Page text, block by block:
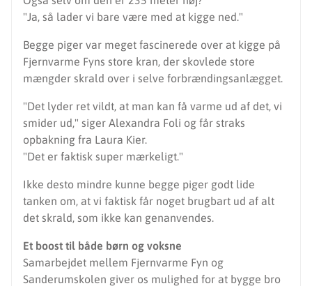
"Ja, så lader vi bare være med at kigge ned."
Begge piger var meget fascinerede over at kigge på
Fjernvarme Fyns store kran, der skovlede store
mængder skrald over i selve forbrændingsanlægget.
"Det lyder ret vildt, at man kan få varme ud af det, vi
smider ud," siger Alexandra Foli og får straks
opbakning fra Laura Kier.
"Det er faktisk super mærkeligt."
Ikke desto mindre kunne begge piger godt lide
tanken om, at vi faktisk får noget brugbart ud af alt
det skrald, som ikke kan genanvendes.
Et boost til både børn og voksne
Samarbejdet mellem Fjernvarme Fyn og
Sanderumskolen giver os mulighed for at bygge bro